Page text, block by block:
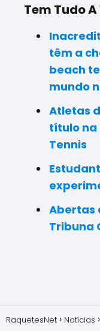
Tem Tudo
têm a
beach
mundo
Atletas
título na
Tennis
Abertas
Tribuna
RaquetesNet Notícias